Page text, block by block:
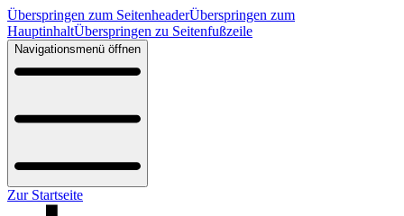
Überspringen zum SeitenheaderÜberspringen zum
HauptinhaltÜberspringen zu Seitenfußzeile
Navigationsmenü öffnen
Zur Startseite